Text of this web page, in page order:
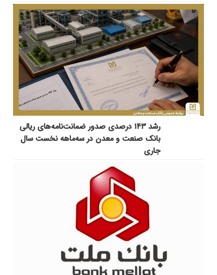
رشد ۱۴۳ درصدی صدور ضمانت‌نامه‌های ریالی
بانک صنعت و معدن در سه‌ماهه نخست سال
جاری